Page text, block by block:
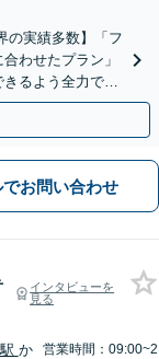
の実績多数】「フ
わせたプラン」
るよう全力でサ
でお問い合わせ
インタビューを
見る
か
営業時間：09:00~2